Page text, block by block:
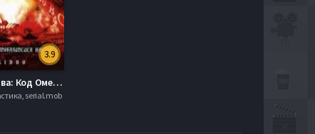
3.9
Вечная битва: Код Омега 2 (2001)
serial.mob